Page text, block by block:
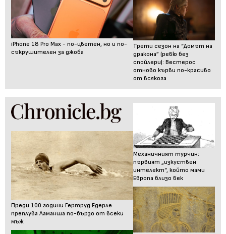
iPhone 18 Pro Max - по-цветен, но и по-
съкрушителен за джоба
Трети сезон на “Домът на
дракона” (ревю без
спойлери): Вестерос
отново кърви по-красиво
от всякога
Преди 100 години Гертруд Едерле
преплува Ламанша по-бързо от всеки
мъж
Механичният турчин:
първият „изкуствен
интелект“, който мами
Европа близо век